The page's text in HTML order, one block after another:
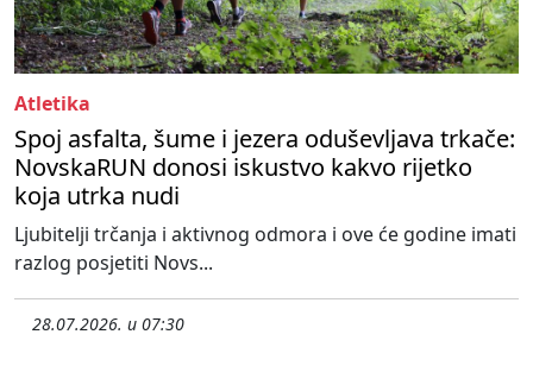
Atletika
Spoj asfalta, šume i jezera oduševljava trkače:
NovskaRUN donosi iskustvo kakvo rijetko
koja utrka nudi
Ljubitelji trčanja i aktivnog odmora i ove će godine imati
razlog posjetiti Novs...
28.07.2026. u 07:30